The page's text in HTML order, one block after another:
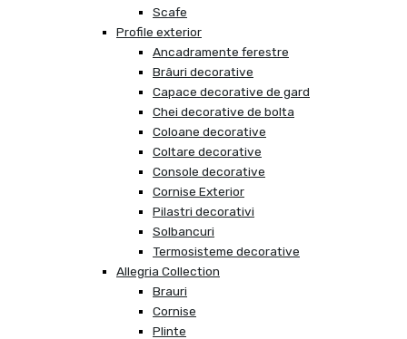
Scafe
Profile exterior
Ancadramente ferestre
Brâuri decorative
Capace decorative de gard
Chei decorative de bolta
Coloane decorative
Coltare decorative
Console decorative
Cornise Exterior
Pilastri decorativi
Solbancuri
Termosisteme decorative
Allegria Collection
Brauri
Cornise
Plinte